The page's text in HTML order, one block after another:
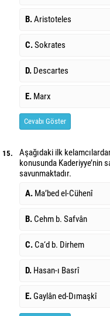
B.Aristoteles
C.Sokrates
D. Descartes
E. Marx
Cevabı Göster
15.
Aşağıdaki ilk
konusunda Kaderiyye’nin
savunmaktadır.
A. Ma’bed el-Cühenî
B.Cehm b. Safvân
C.Ca‘d b. Dirhem
D. Hasan-ı Basrî
E.Gaylân ed-Dımaşkî